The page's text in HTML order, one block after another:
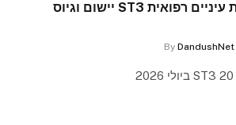
מדריך מלא לרפואת עיניים רפואית ST3 יישום וגיוס
By DandushNet